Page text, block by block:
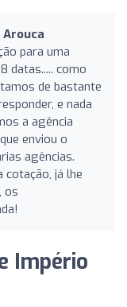
para uma
datas..... como
de bastante
e nada
a agência
enviou o
agências.
cotação, já lhe
os
Império